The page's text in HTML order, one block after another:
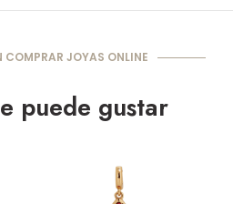
COMPRAR JOYAS ONLINE
puede gustar